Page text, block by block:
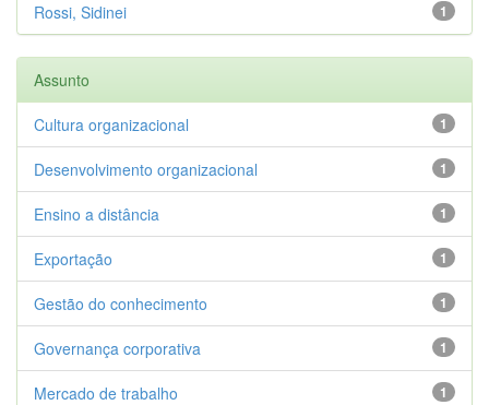
1
Rossi, Sidinei
Assunto
1
Cultura organizacional
1
Desenvolvimento organizacional
1
Ensino a distância
1
Exportação
1
Gestão do conhecimento
1
Governança corporativa
1
Mercado de trabalho